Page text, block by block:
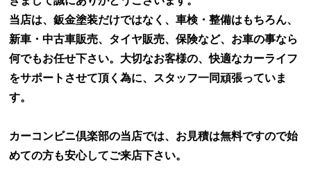
当店は、鈑金塗装だけではなく、車検・整備はもちろん、
新車・中古車販売、タイヤ販売、保険など、お車の事なら
何でもお任せ下さい。大切なお客様の、快適なカーライフ
をサポートさせて頂く為に、スタッフ一同頑張っていま
す。
カーコンビニ倶楽部の当店では、お見積は無料ですので始
めての方も安心してご来店下さい。